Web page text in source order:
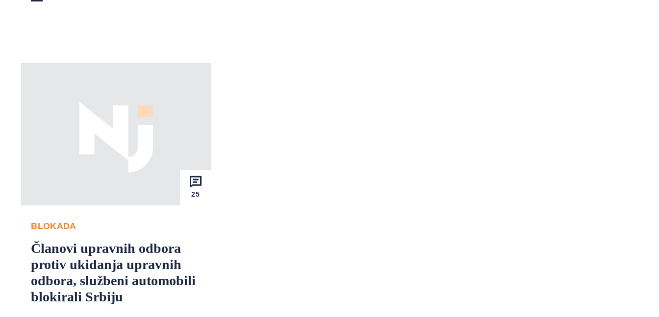
25
BLOKADA
Članovi upravnih odbora
protiv ukidanja upravnih
odbora, službeni automobili
blokirali Srbiju